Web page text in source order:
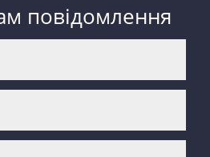
повідомлення